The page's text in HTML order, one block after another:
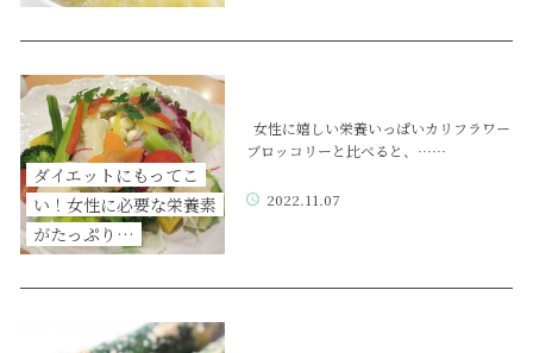
ダイエットにもってこ
い！女性に必要な栄養素
がたっぷり…
女性に嬉しい栄養いっぱいカリフラワー
ブロッコリーと比べると、……
2022.11.07